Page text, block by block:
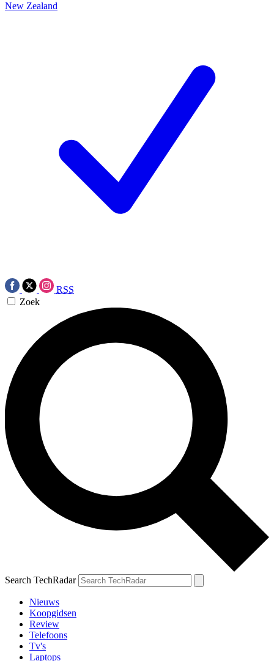
New Zealand
RSS
Zoek
Search TechRadar
Nieuws
Koopgidsen
Review
Telefoons
Tv's
Laptops